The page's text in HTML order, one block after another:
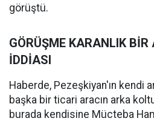
görüştü.
GÖRÜŞME KARANLIK
İDDİASI
Haberde, Pezeşkiyan'ın kendi
başka bir ticari aracın arka
burada kendisine Mücteba